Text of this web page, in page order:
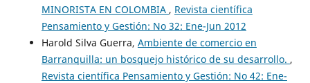
MINORISTA EN COLOMBIA , Revista científica
Pensamiento y Gestión: No 32: Ene-Jun 2012
Harold Silva Guerra, Ambiente de comercio en
Barranquilla: un bosquejo histórico de su desarrollo. ,
Revista científica Pensamiento y Gestión: No 42: Ene-